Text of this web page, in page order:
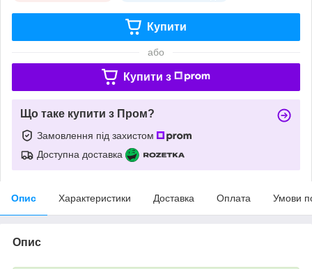
Купити
або
Купити з
Що таке купити з Пром?
Замовлення під захистом
Доступна доставка
Опис Характеристики Доставка Оплата Умови
Опис